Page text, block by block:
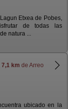
Etxea de Pobes,
de todas las
natura ...
7,1 km de Arreo
ubicado en la